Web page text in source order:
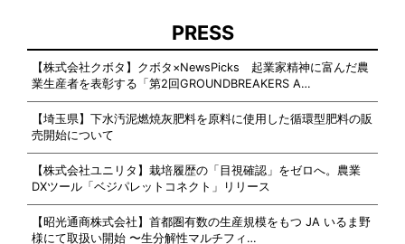
PRESS
【株式会社クボタ】クボタ×NewsPicks 起業家精神に富んだ農
業生産者を表彰する「第2回GROUNDBREAKERS A…
【埼玉県】下水汚泥燃焼灰肥料を原料に使用した循環型肥料の販
売開始について
【株式会社ユニリタ】栽培履歴の「目視確認」をゼロへ。農業
DXツール「ベジパレットコネクト」リリース
【昭光通商株式会社】首都圏有数の生産規模をもつ JA いるま野
様にて取扱い開始 〜生分解性マルチフィ…